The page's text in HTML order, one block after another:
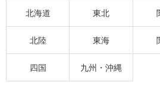
北海道 東北
北陸 東海
四国 九州・沖縄